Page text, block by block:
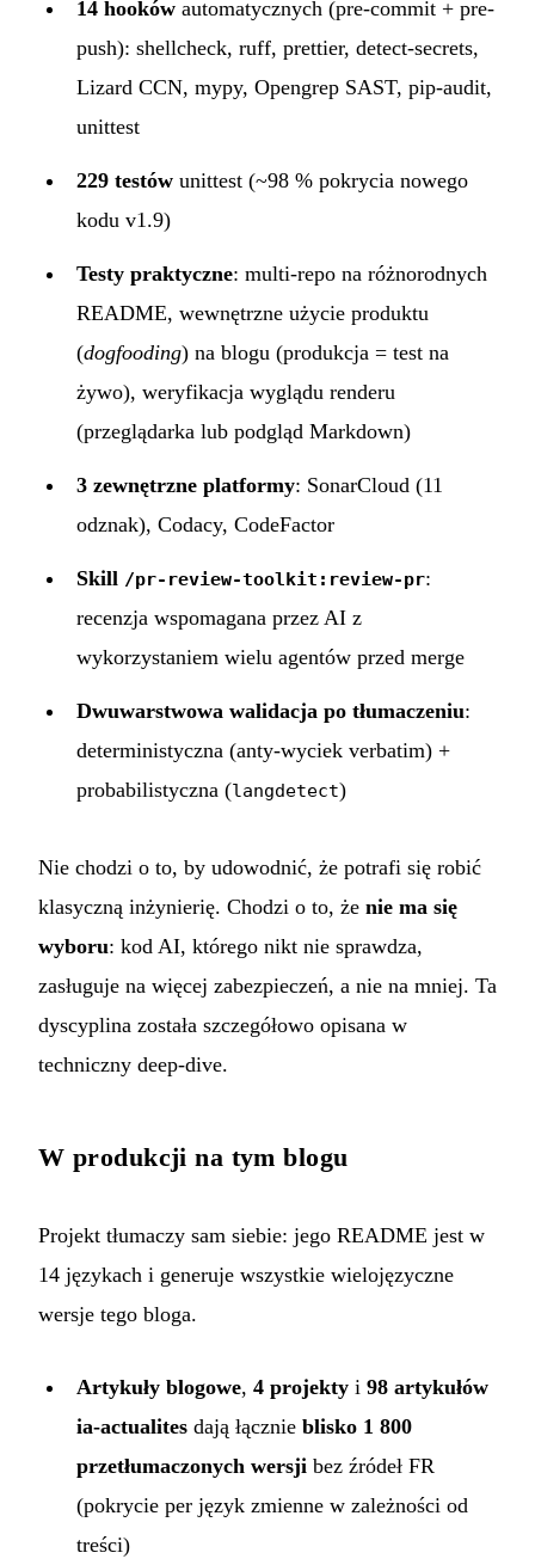
14 hooków automatycznych (pre-commit + pre-
push): shellcheck, ruff, prettier, detect-secrets,
Lizard CCN, mypy, Opengrep SAST, pip-audit,
unittest
229 testów unittest (~98 % pokrycia nowego
kodu v1.9)
Testy praktyczne: multi-repo na różnorodnych
README, wewnętrzne użycie produktu
(dogfooding) na blogu (produkcja = test na
żywo), weryfikacja wyglądu renderu
(przeglądarka lub podgląd Markdown)
3 zewnętrzne platformy: SonarCloud (11
odznak), Codacy, CodeFactor
Skill /pr-review-toolkit:review-pr:
recenzja wspomagana przez AI z
wykorzystaniem wielu agentów przed merge
Dwuwarstwowa walidacja po tłumaczeniu:
deterministyczna (anty-wyciek verbatim) +
probabilistyczna (langdetect)
Nie chodzi o to, by udowodnić, że potrafi się robić
klasyczną inżynierię. Chodzi o to, że nie ma się
wyboru: kod AI, którego nikt nie sprawdza,
zasługuje na więcej zabezpieczeń, a nie na mniej. Ta
dyscyplina została szczegółowo opisana w
techniczny deep-dive.
W produkcji na tym blogu
Projekt tłumaczy sam siebie: jego README jest w
14 językach i generuje wszystkie wielojęzyczne
wersje tego bloga.
Artykuły blogowe, 4 projekty i 98 artykułów
ia-actualites dają łącznie blisko 1 800
przetłumaczonych wersji bez źródeł FR
(pokrycie per język zmienne w zależności od
treści)